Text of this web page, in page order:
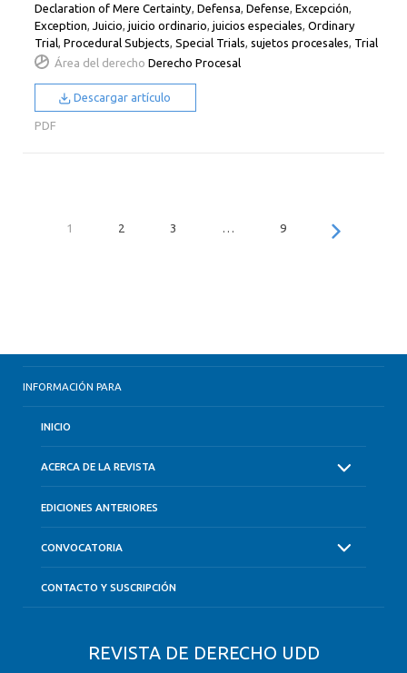
Declaration of Mere Certainty ,Defensa ,Defense ,Excepción
Exception
Juicio ,juicio ordinario ,juicios especiales ,Ordinary
Trial ,Procedural Subjects ,Special Trials ,sujetos procesales Trial
Área del derecho Derecho Procesal
Descargar artículo
PDF
1 2 3 … 9
INFORMACIÓN PARA
INICIO
ACERCA DE LA REVISTA
EDICIONES ANTERIORES
CONVOCATORIA
CONTACTO Y SUSCRIPCIÓN
REVISTA DE DERECHO UDD